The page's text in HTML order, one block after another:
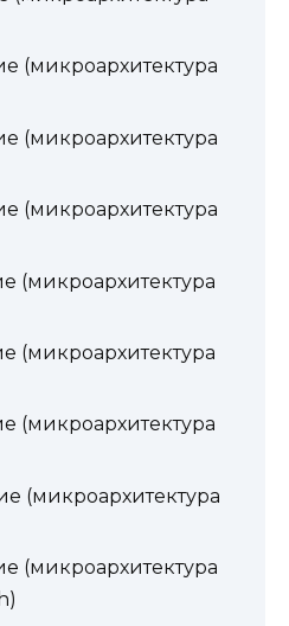
(микроархитектура
(микроархитектура
(микроархитектура
(микроархитектура
(микроархитектура
(микроархитектура
(микроархитектура
(микроархитектура